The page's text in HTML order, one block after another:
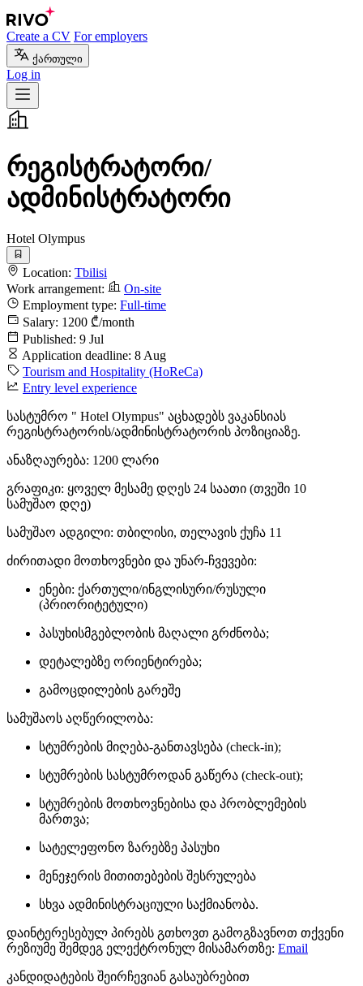
Create a CV For employers
ქართული
Log in
რეგისტრატორი/
ადმინისტრატორი
Hotel Olympus
Location: Tbilisi
Work arrangement:
On-site
Employment type: Full-time
Salary: 1200 ₾/month
Published: 9 Jul
Application deadline: 8 Aug
Tourism and Hospitality (HoReCa)
Entry level experience
სასტუმრო " Hotel Olympus" აცხადებს ვაკანსიას
რეგისტრატორის/ადმინისტრატორის პოზიციაზე.
ანაზღაურება: 1200 ლარი
გრაფიკი: ყოველ მესამე დღეს 24 საათი (თვეში 10
სამუშაო დღე)
სამუშაო ადგილი: თბილისი, თელავის ქუჩა 11
ძირითადი მოთხოვნები და უნარ-ჩვევები:
ენები: ქართული/ინგლისური/რუსული
(პრიორიტეტული)
პასუხისმგებლობის მაღალი გრძნობა;
დეტალებზე ორიენტირება;
გამოცდილების გარეშე
სამუშაოს აღწერილობა:
სტუმრების მიღება-განთავსება (check-in);
სტუმრების სასტუმროდან გაწერა (check-out);
სტუმრების მოთხოვნებისა და პრობლემების
მართვა;
სატელეფონო ზარებზე პასუხი
მენეჯერის მითითებების შესრულება
სხვა ადმინისტრაციული საქმიანობა.
დაინტერესებულ პირებს გთხოვთ გამოგზავნოთ თქვენი
რეზიუმე შემდეგ ელექტრონულ მისამართზე: Email
კანდიდატების შეირჩევიან გასაუბრებით